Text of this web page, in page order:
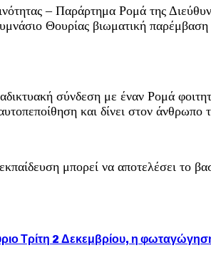
– Παράρτημα Ρομά της
Θουρίας βιωματική
σύνδεση με έναν Ρομά
και δίνει στον
μπορεί να αποτελέσει το
Τρίτη 2 Δεκεμβρίου, η